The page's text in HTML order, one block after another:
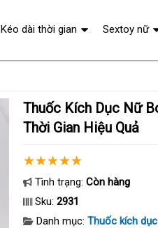
Thuốc Kích Dục Nữ Bottom Tăng Ham Muốn Kéo Dài
Thời Gian Hiệu Quả
Tình trạng: Còn hàng
Sku: 2931
Danh mục: Thuốc kích dục
Kéo dài thời gian Sextoy nữ